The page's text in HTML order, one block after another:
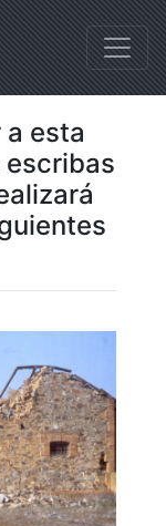
esta
escribas